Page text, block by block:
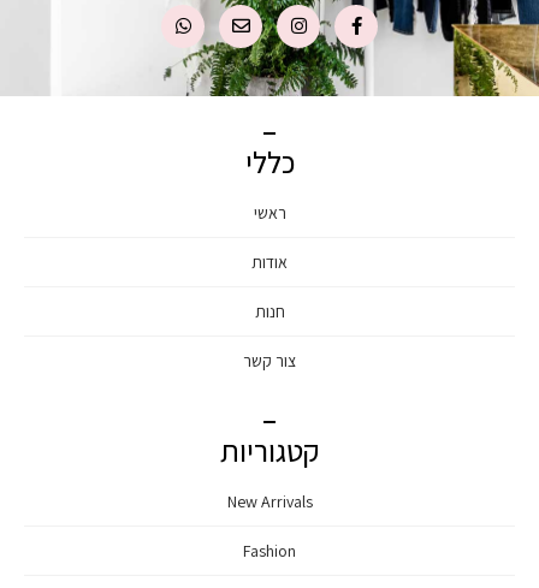
כללי
ראשי
אודות
חנות
צור קשר
קטגוריות
New Arrivals
Fashion